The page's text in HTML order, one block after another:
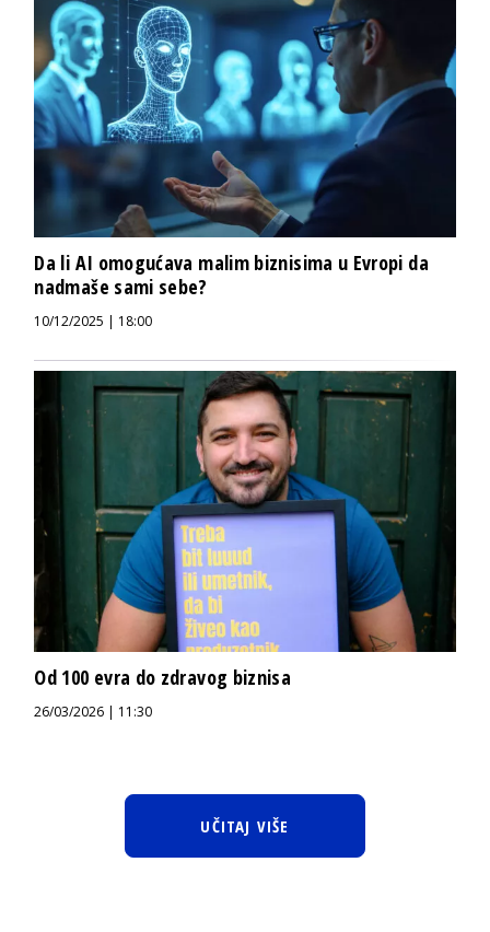
Da li AI omogućava malim biznisima u Evropi da
nadmaše sami sebe?
10/12/2025 | 18:00
Od 100 evra do zdravog biznisa
26/03/2026 | 11:30
UČITAJ VIŠE